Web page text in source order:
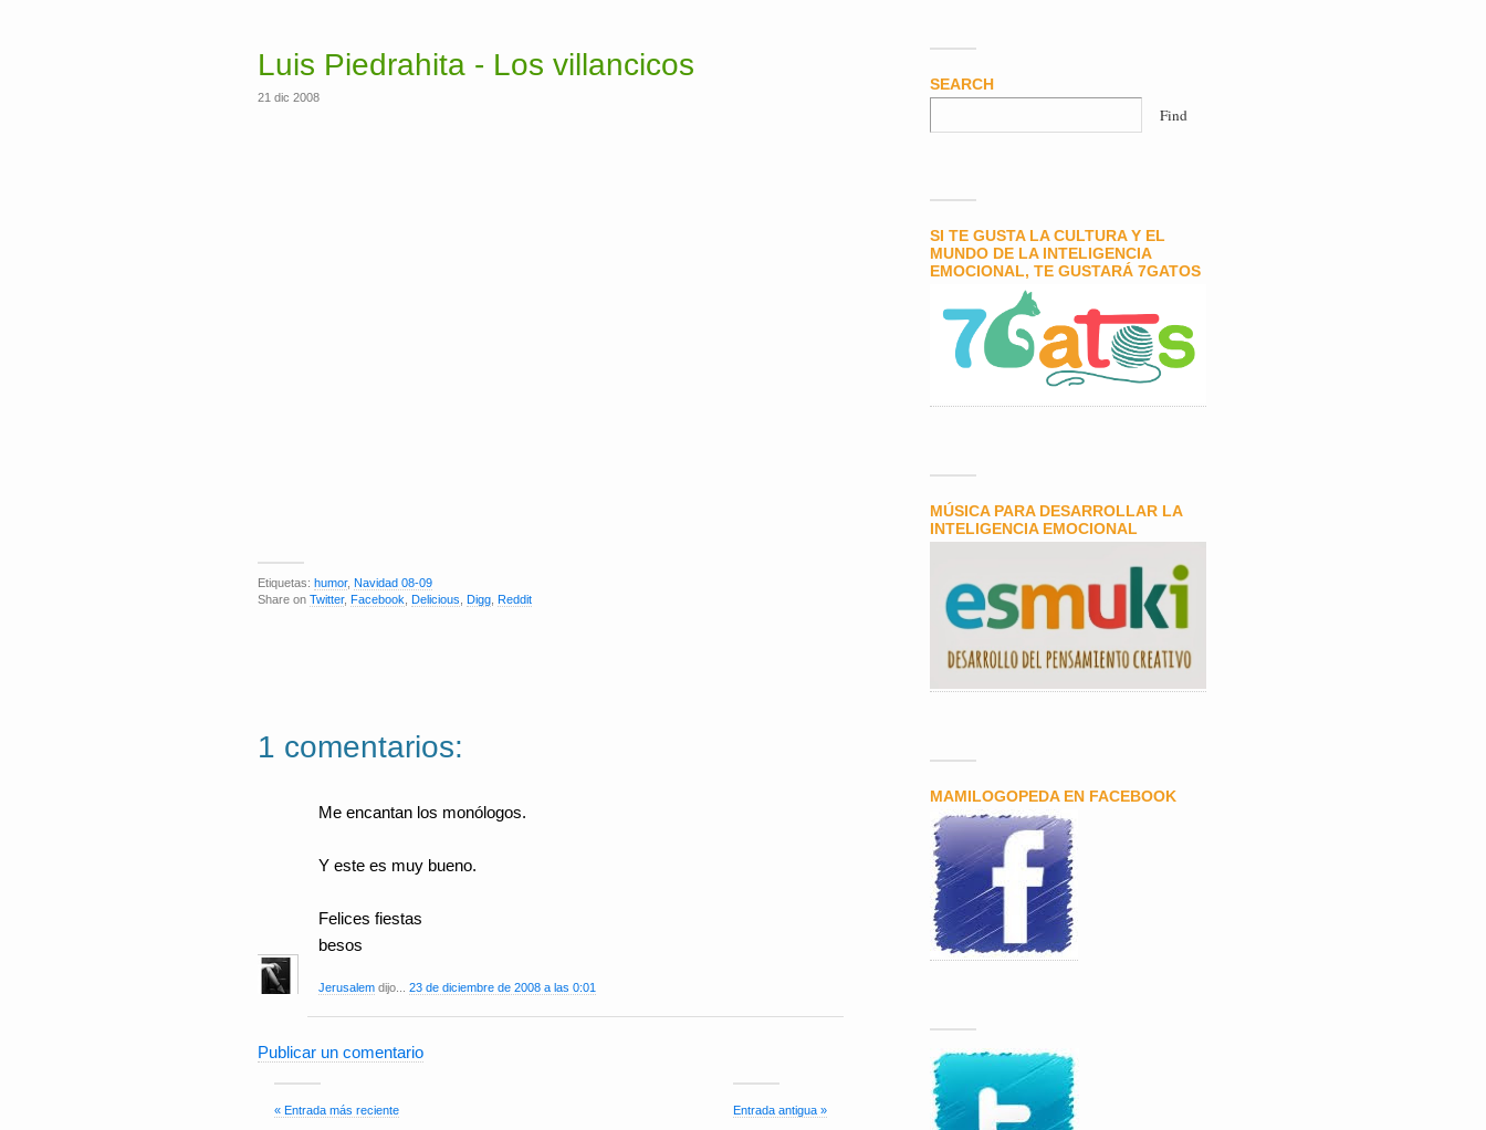
Luis Piedrahita - Los villancicos
21 dic 2008
Etiquetas: humor, Navidad 08-09
Share on Twitter, Facebook Delicious Digg Reddit
1 comentarios:
Me encantan los monólogos.
Y este es muy bueno.
Felices fiestas
besos
Jerusalem dijo... 23 de diciembre de 2008 a las 0:01
Publicar un comentario
« Entrada más reciente Entrada antigua »
SEARCH
SI TE GUSTA LA CULTURA Y EL
MUNDO DE LA INTELIGENCIA
EMOCIONAL, TE GUSTARÁ 7GATOS
MÚSICA PARA DESARROLLAR LA
INTELIGENCIA EMOCIONAL
MAMILOGOPEDA EN FACEBOOK